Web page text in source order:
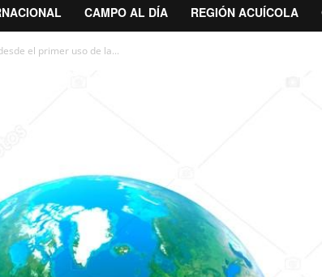
CAMPO AL DÍA REGIÓN ACUÍCOLA
el primer uso de la...